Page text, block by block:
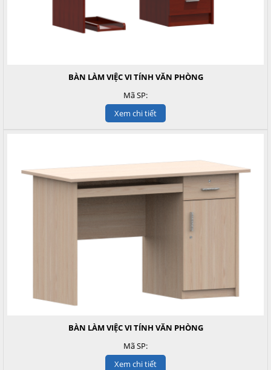
BÀN LÀM VIỆC VI TÍNH VĂN PHÒNG
Mã SP:
Xem chi tiết
BÀN LÀM VIỆC VI TÍNH VĂN PHÒNG
Mã SP:
Xem chi tiết